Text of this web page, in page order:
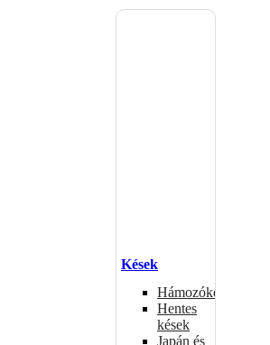
Kések
Hámozókések
Hentes
kések
Japán és